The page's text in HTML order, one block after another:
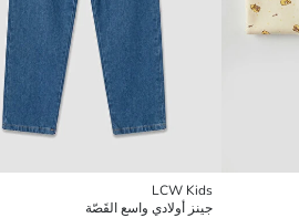
LCW Kids
جينز أولادي واسع القَصّة